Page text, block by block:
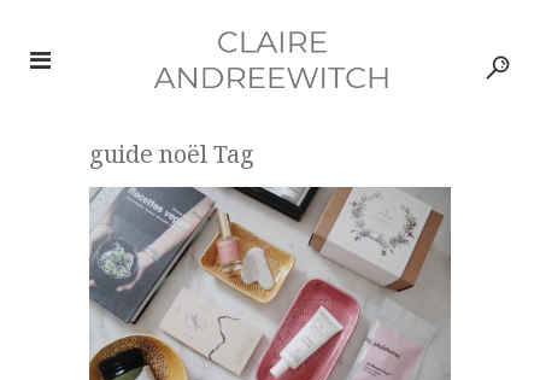
guide noël Tag